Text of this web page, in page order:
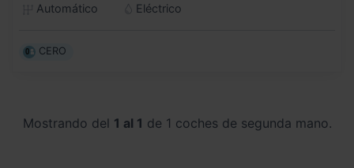
Automático
Eléctrico
CERO
Mostrando del 1 al 1 de 1 coches de segunda mano.